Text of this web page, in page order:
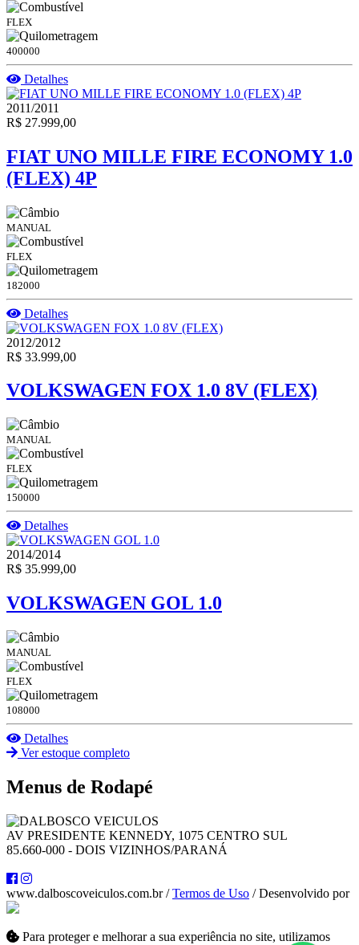
FLEX
400000
Detalhes
2011/2011
R$ 27.999,00
FIAT UNO MILLE FIRE ECONOMY 1.0
(FLEX) 4P
MANUAL
FLEX
182000
Detalhes
2012/2012
R$ 33.999,00
VOLKSWAGEN FOX 1.0 8V (FLEX)
MANUAL
FLEX
150000
Detalhes
2014/2014
R$ 35.999,00
VOLKSWAGEN GOL 1.0
MANUAL
FLEX
108000
Detalhes
Ver estoque completo
Menus de Rodapé
AV PRESIDENTE KENNEDY, 1075 CENTRO SUL
85.660-000 - DOIS VIZINHOS/PARANÁ
www.dalboscoveiculos.com.br /Termos de Uso / Desenvolvido por
Para proteger e melhorar a sua experiência no site, utilizamos